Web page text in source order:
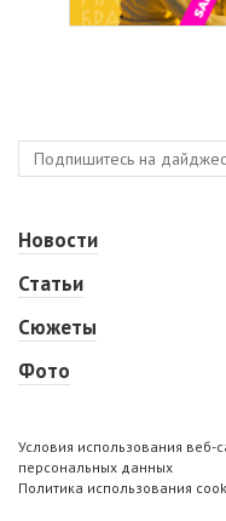
Новости
Статьи
Сюжеты
Фото
Условия использования веб-
персональных данных
Политика использования